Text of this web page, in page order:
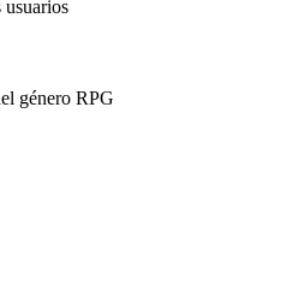
usuarios
género RPG